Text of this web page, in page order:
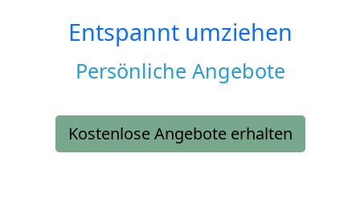
Entspannt umziehen
Persönliche Angebote
Kostenlose Angebote erhalten